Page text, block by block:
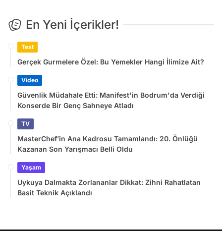
En Yeni İçerikler!
Test
Gerçek Gurmelere Özel: Bu Yemekler Hangi İlimize Ait?
Video
Güvenlik Müdahale Etti: Manifest'in Bodrum'da Verdiği
Konserde Bir Genç Sahneye Atladı
TV
MasterChef’in Ana Kadrosu Tamamlandı: 20. Önlüğü
Kazanan Son Yarışmacı Belli Oldu
Yaşam
Uykuya Dalmakta Zorlananlar Dikkat: Zihni Rahatlatan
Basit Teknik Açıklandı